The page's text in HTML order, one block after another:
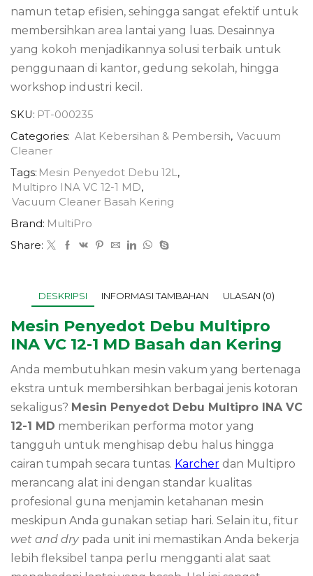
namun tetap efisien, sehingga sangat efektif untuk
membersihkan area lantai yang luas. Desainnya
yang kokoh menjadikannya solusi terbaik untuk
penggunaan di kantor, gedung sekolah, hingga
workshop industri kecil.
SKU: PT-000235
Categories: Alat Kebersihan & Pembersih, Vacuum
Cleaner
Tags: Mesin Penyedot Debu 12L,
Multipro INA VC 12-1 MD,
Vacuum Cleaner Basah Kering
Brand: MultiPro
Share:
DESKRIPSI INFORMASI TAMBAHAN ULASAN (0)
Mesin Penyedot Debu Multipro
INA VC 12-1 MD Basah dan Kering
Anda membutuhkan mesin vakum yang bertenaga
ekstra untuk membersihkan berbagai jenis kotoran
sekaligus? Mesin Penyedot Debu Multipro INA VC
12-1 MD memberikan performa motor yang
tangguh untuk menghisap debu halus hingga
cairan tumpah secara tuntas. Karcher dan Multipro
merancang alat ini dengan standar kualitas
profesional guna menjamin ketahanan mesin
meskipun Anda gunakan setiap hari. Selain itu, fitur
wet and drypada unit ini memastikan Anda bekerja
lebih fleksibel tanpa perlu mengganti alat saat